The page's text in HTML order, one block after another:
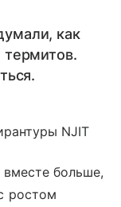
как
NJIT
больше,
ростом